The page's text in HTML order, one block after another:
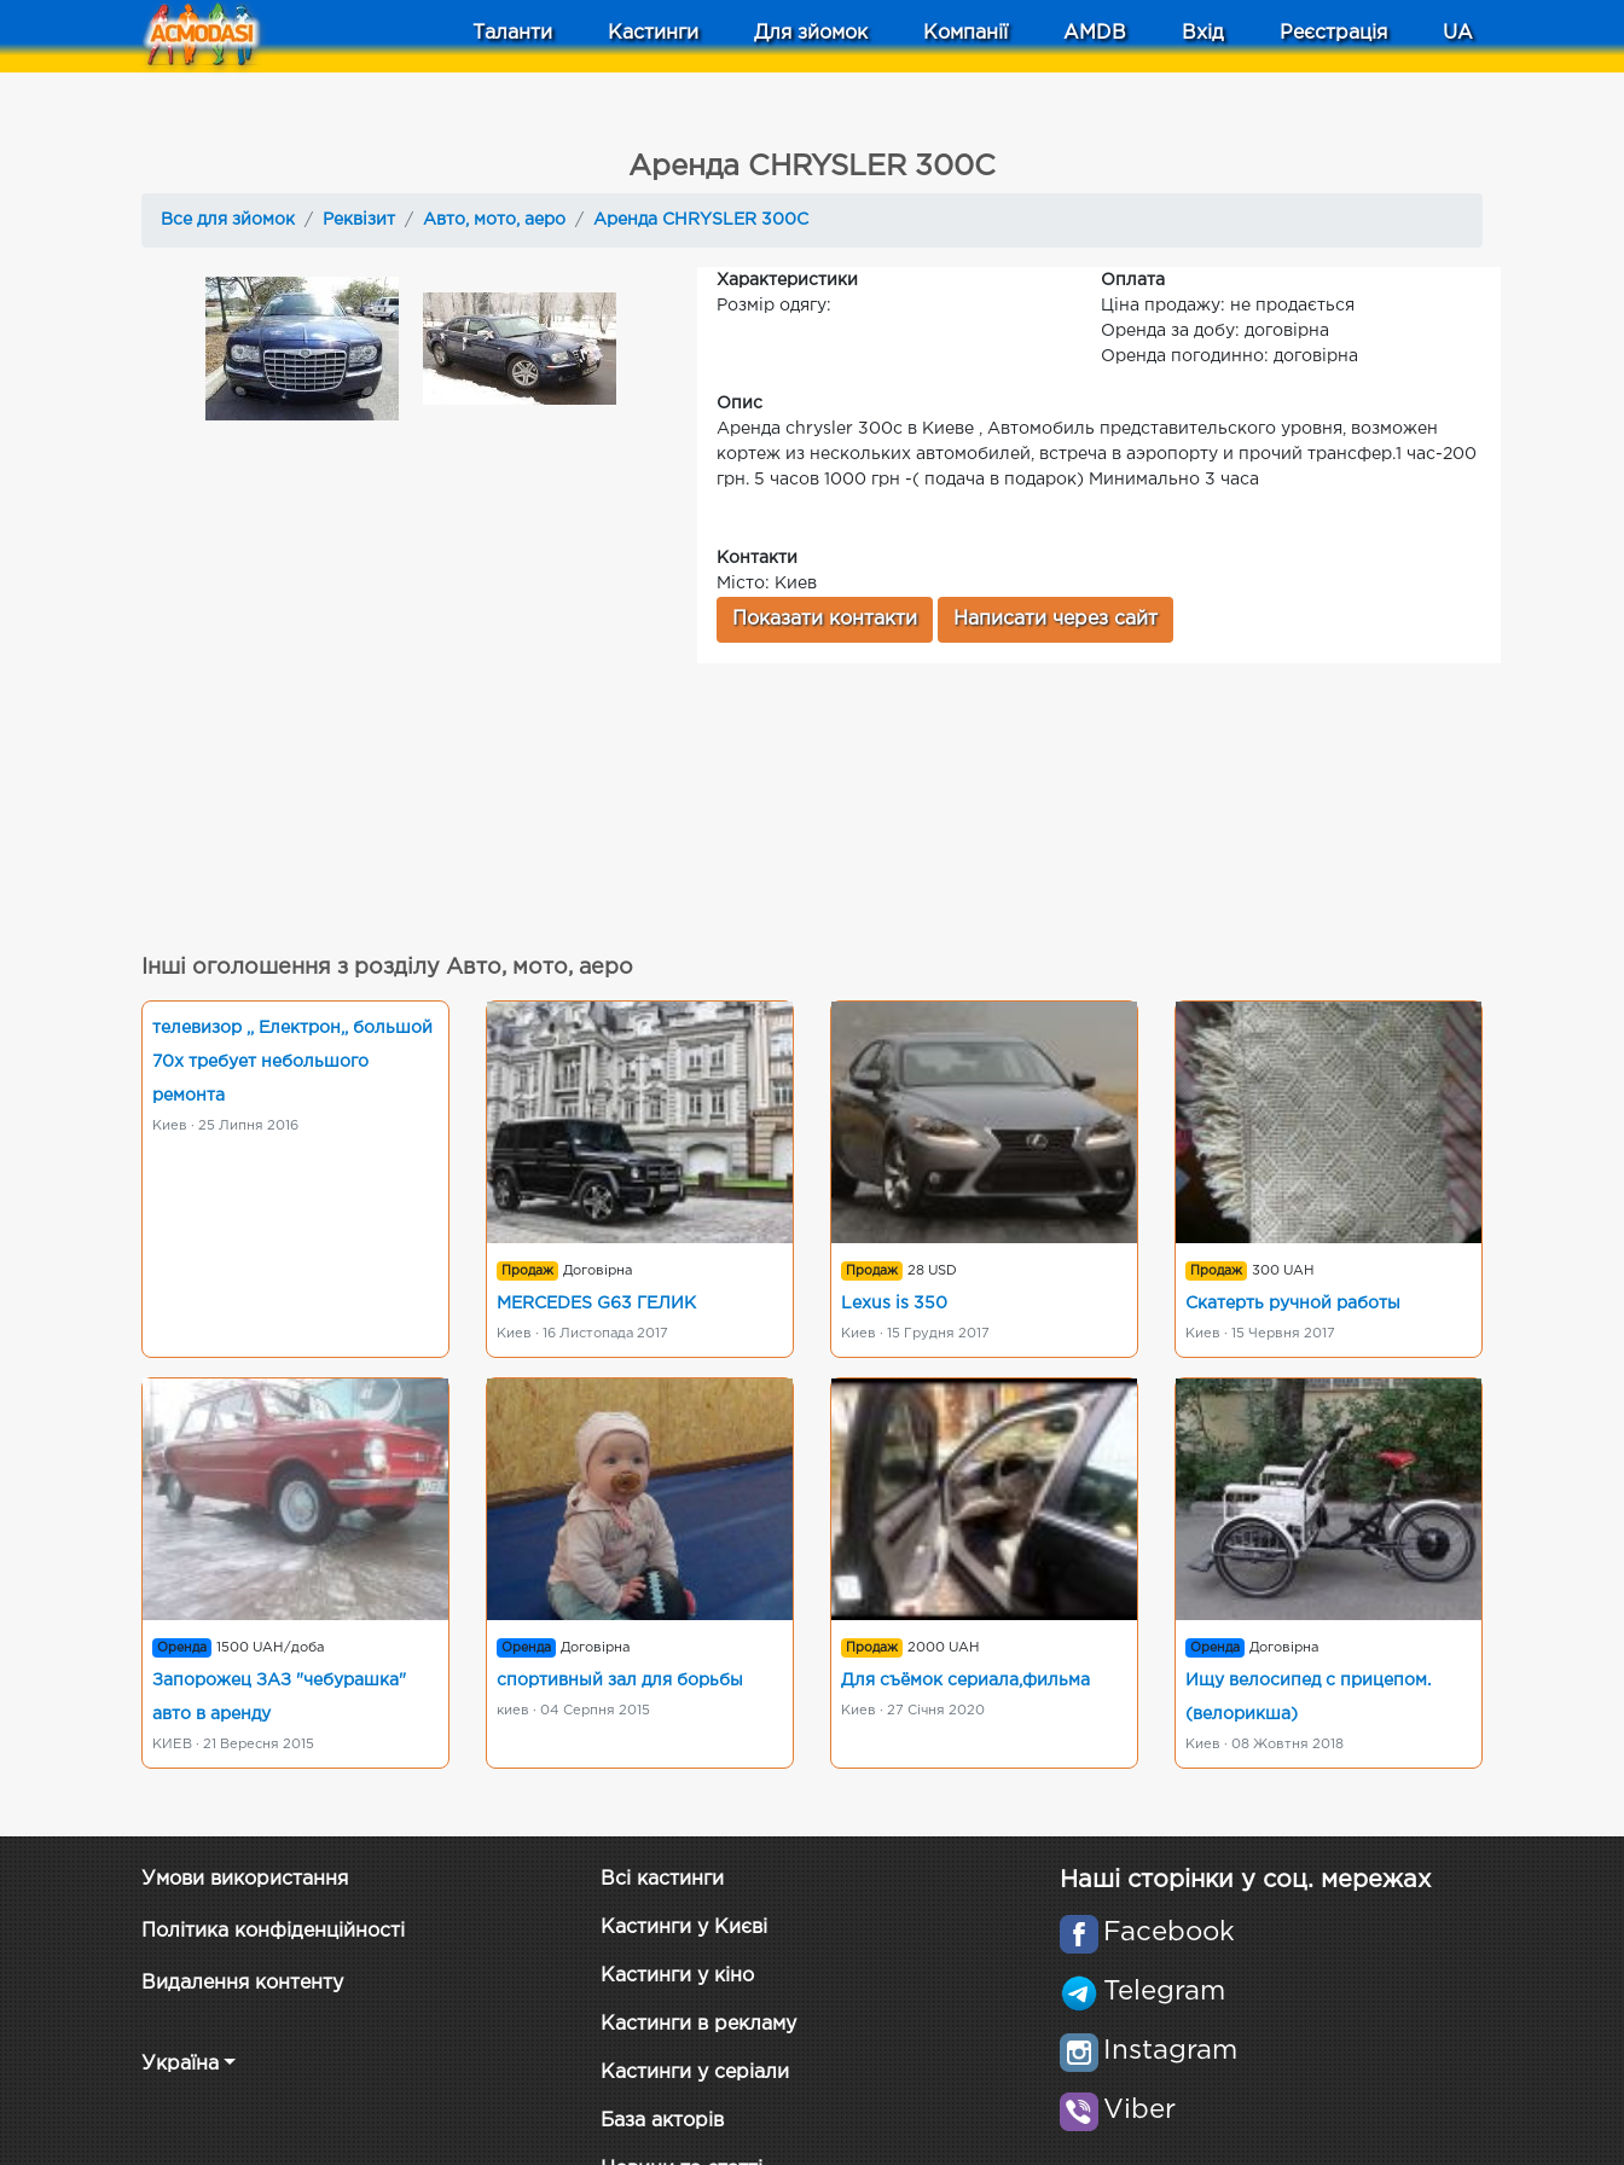
Таланти Кастинги Для зйомок Компанії AMDB Вхід Реєстрація UA
Аренда CHRYSLER 300C
Все для зйомок Реквізит Авто, мото, аеро Аренда CHRYSLER 300C
Характеристики
Розмір одягу:
Оплата
Ціна продажу: не продається
Оренда за добу: договірна
Оренда погодинно: договірна
Опис
Аренда chrysler 300c в Киеве , Автомобиль представительского уровня, возможен
кортеж из нескольких автомобилей, встреча в аэропорту и прочий трансфер.1 час-200
грн. 5 часов 1000 грн -( подача в подарок) Минимально 3 часа
Контакти
Місто: Киев
Показати контакти Написати через сайт
Інші оголошення з розділу Авто, мото, аеро
телевизор ,, Електрон,, большой
70х требует небольшого
ремонта
Киев · 25 Липня 2016
Продаж Договірна
MERCEDES G63 ГЕЛИК
Киев · 16 Листопада 2017
Продаж 28 USD
Lexus is 350
Киев · 15 Грудня 2017
Продаж 300 UAH
Скатерть ручной работы
Киев · 15 Червня 2017
Оренда 1500 UAH/доба
Запорожец ЗАЗ "чебурашка"
авто в аренду
КИЕВ · 21 Вересня 2015
Оренда Договірна
спортивный зал для борьбы
киев · 04 Серпня 2015
Продаж 2000 UAH
Для съёмок сериала,фильма
Киев · 27 Січня 2020
Оренда Договірна
Ищу велосипед с прицепом.
(велорикша)
Киев · 08 Жовтня 2018
Умови використання
Політика конфіденційності
Видалення контенту
Україна
Всі кастинги
Кастинги у Києві
Кастинги у кіно
Кастинги в рекламу
Кастинги у серіали
База акторів
Наші сторінки у соц. мережах
Facebook
Telegram
Instagram
Viber